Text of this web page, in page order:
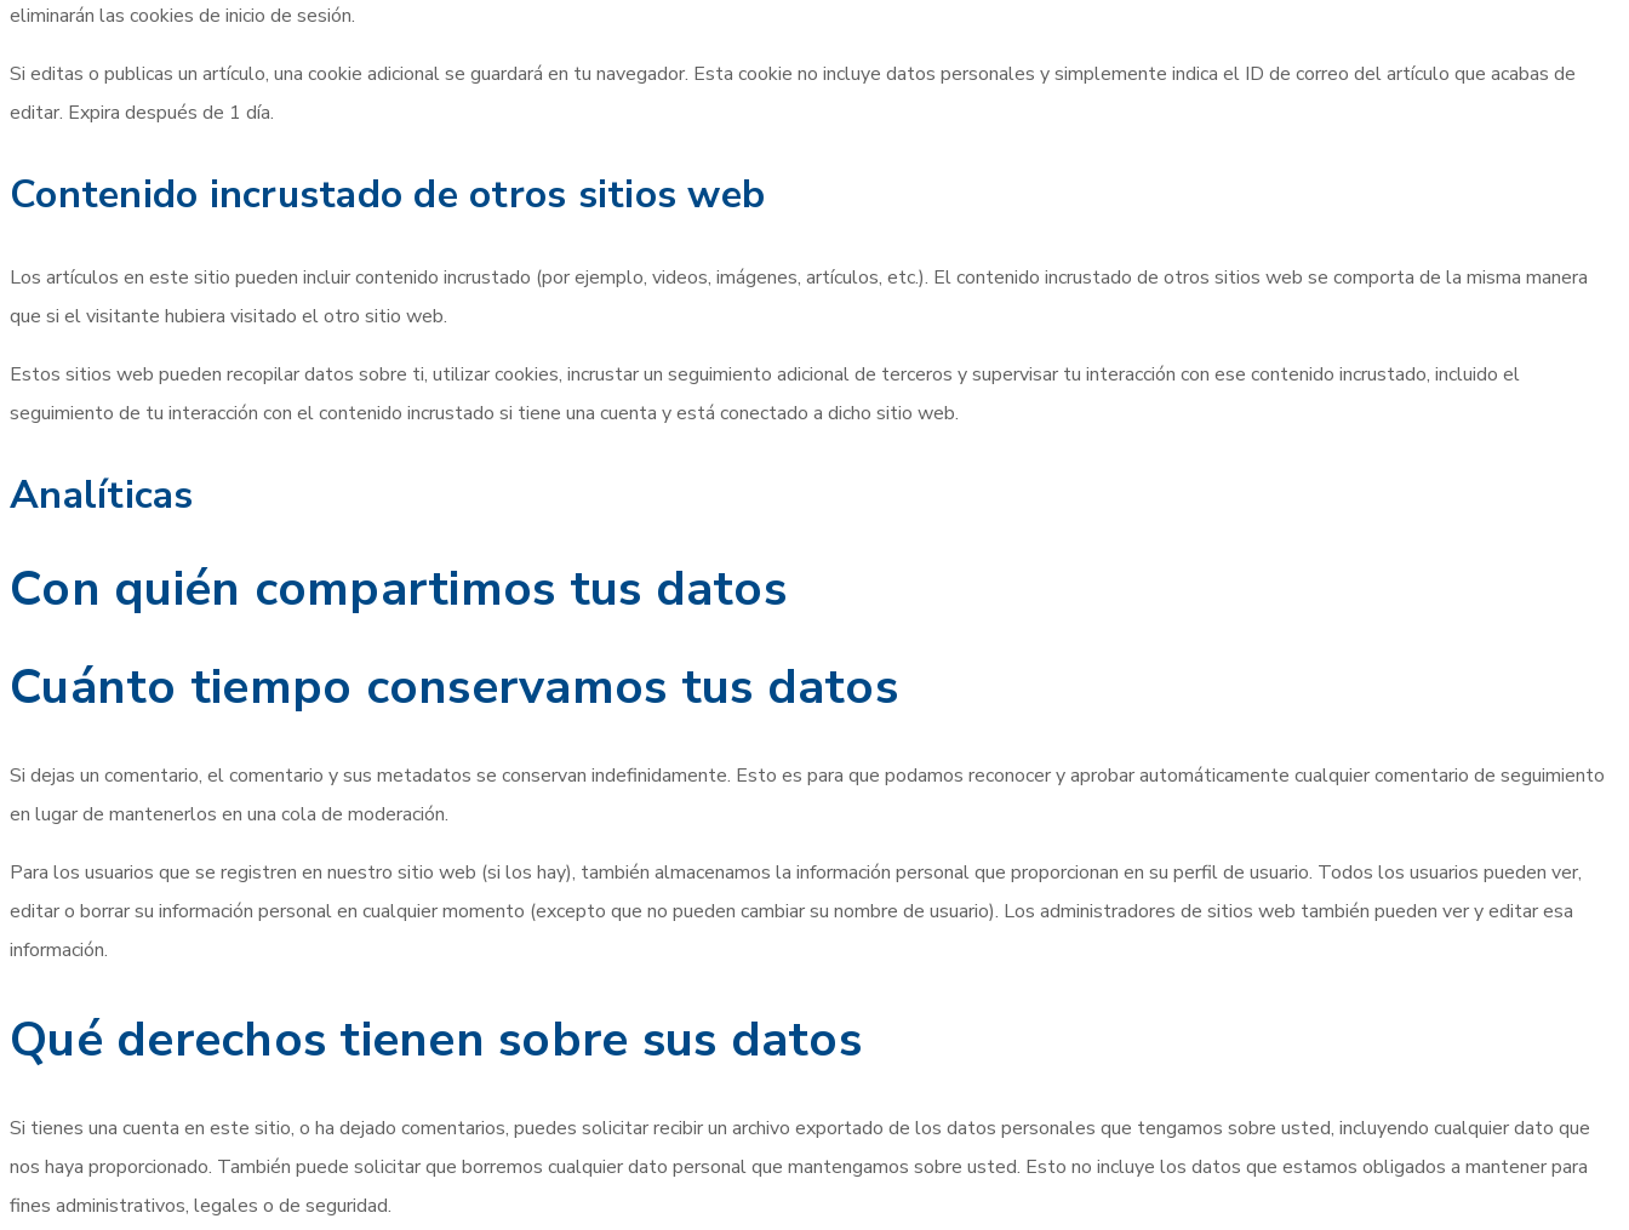
eliminarán las cookies de inicio de sesión.
Si editas o publicas un artículo, una cookie adicional se guardará en tu navegador. Esta cookie no incluye datos personales y simplemente indica el ID de correo del artículo que acabas de
editar. Expira después de 1 día.
Contenido incrustado de otros sitios web
Los artículos en este sitio pueden incluir contenido incrustado (por ejemplo, videos, imágenes, artículos, etc.). El contenido incrustado de otros sitios web se comporta de la misma manera
que si el visitante hubiera visitado el otro sitio web.
Estos sitios web pueden recopilar datos sobre ti, utilizar cookies, incrustar un seguimiento adicional de terceros y supervisar tu interacción con ese contenido incrustado, incluido el
seguimiento de tu interacción con el contenido incrustado si tiene una cuenta y está conectado a dicho sitio web.
Analíticas
Con quién compartimos tus datos
Cuánto tiempo conservamos tus datos
Si dejas un comentario, el comentario y sus metadatos se conservan indefinidamente. Esto es para que podamos reconocer y aprobar automáticamente cualquier comentario de seguimiento
en lugar de mantenerlos en una cola de moderación.
Para los usuarios que se registren en nuestro sitio web (si los hay), también almacenamos la información personal que proporcionan en su perfil de usuario. Todos los usuarios pueden ver,
editar o borrar su información personal en cualquier momento (excepto que no pueden cambiar su nombre de usuario). Los administradores de sitios web también pueden ver y editar esa
información.
Qué derechos tienen sobre sus datos
Si tienes una cuenta en este sitio, o ha dejado comentarios, puedes solicitar recibir un archivo exportado de los datos personales que tengamos sobre usted, incluyendo cualquier dato que
nos haya proporcionado. También puede solicitar que borremos cualquier dato personal que mantengamos sobre usted. Esto no incluye los datos que estamos obligados a mantener para
fines administrativos, legales o de seguridad.